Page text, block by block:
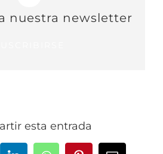
nuestra newsletter
esta entrada